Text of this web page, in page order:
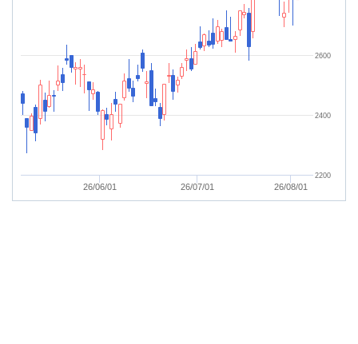
26/06/01 26/07/01 26/08/01
2200
2400
2600